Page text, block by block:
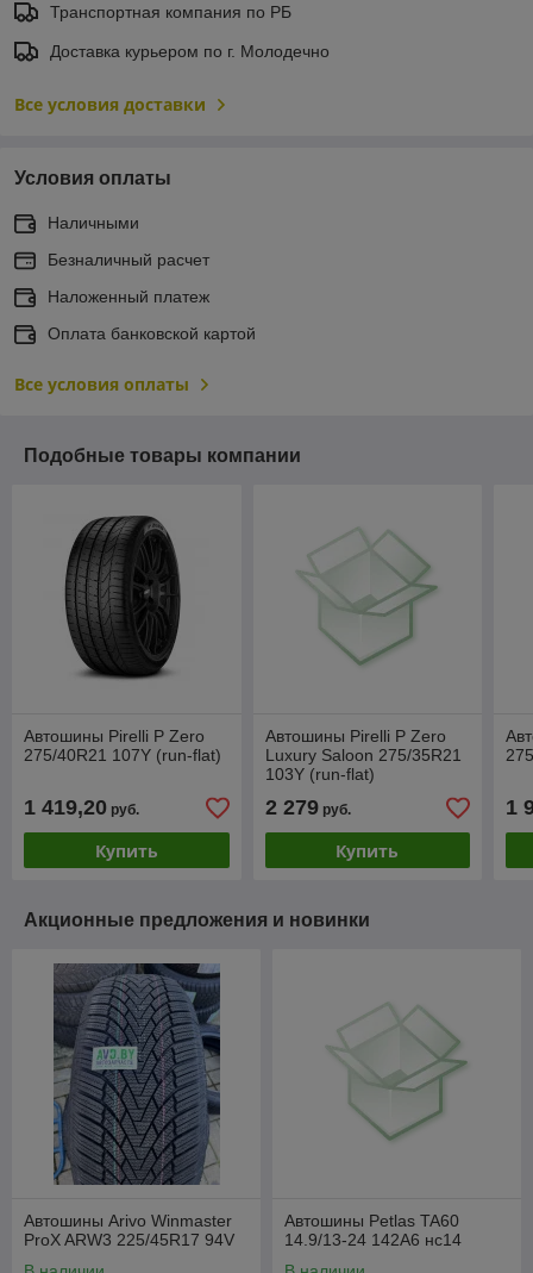
Транспортная компания по РБ
Доставка курьером по г. Молодечно
Все условия доставки
Условия оплаты
Наличными
Безналичный расчет
Наложенный платеж
Оплата банковской картой
Все условия оплаты
Подобные товары компании
Автошины Pirelli P Zero
275/40R21 107Y (run-flat)
1 419,20 руб.
Купить
Автошины Pirelli P Zero
Luxury Saloon 275/35R21
103Y (run-flat)
2 279руб.
Купить
1
Акционные предложения и новинки
Автошины Arivo Winmaster
ProX ARW3 225/45R17 94V
Автошины Petlas TA60
14.9/13-24 142A6 нс14